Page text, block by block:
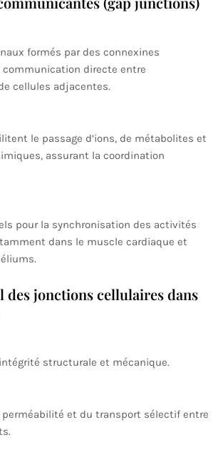
formés par des connexines
directe entre
cellules adjacentes.
le passage d’ions, de métabolites et
assurant la coordination
pour la synchronisation des activités
dans le muscle cardiaque et
des jonctions cellulaires dans
structurale et mécanique.
perméabilité et du transport sélectif entre